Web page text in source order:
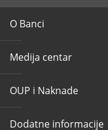
O Banci
Medija centar
OUP i Naknade
Dodatne informacije